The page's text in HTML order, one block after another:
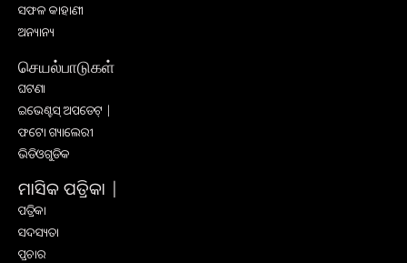
ସଫଳ କାହାଣୀ
ଅନ୍ୟାନ୍ୟ
செயல்பாடுகள்
ଘଟଣା
ଇଭେଣ୍ଟସ୍ ଅପଡେଟ୍ |
ଫଟୋ ଗ୍ୟାଲେରୀ
ଭିଡିଓଗୁଡିକ
ମାସିକ ପତ୍ରିକା |
ପତ୍ରିକା
ସଦସ୍ୟତା
ପ୍ରଚାର